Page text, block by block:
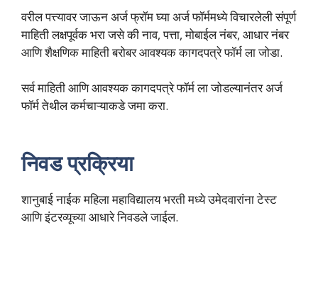
वरील पत्त्यावर जाऊन अर्ज फ्रॉम घ्या अर्ज फॉर्ममध्ये विचारलेली संपूर्ण
माहिती लक्षपूर्वक भरा जसे की नाव, पत्ता, मोबाईल नंबर, आधार नंबर
आणि शैक्षणिक माहिती बरोबर आवश्यक कागदपत्रे फॉर्म ला जोडा.
सर्व माहिती आणि आवश्यक कागदपत्रे फॉर्म ला जोडल्यानंतर अर्ज
फॉर्म तेथील कर्मचाऱ्याकडे जमा करा.
निवड प्रक्रिया
शानुबाई नाईक महिला महाविद्यालय भरती मध्ये उमेदवारांना टेस्ट
आणि इंटरव्यूच्या आधारे निवडले जाईल.